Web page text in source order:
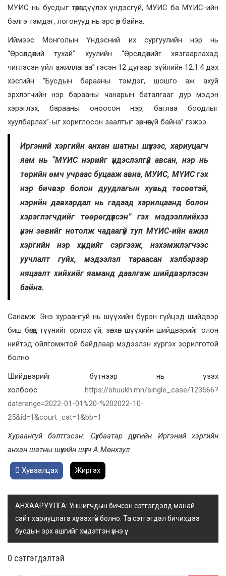
МҮИС нь бусдыг төөрөгдүүлэх үндэсгүй, МУИС ба МҮИС-ийн
бэлгэ тэмдэг, логонууд нь эрс өөр байна.
Иймээс Монголын Үндэсний их сургуулийн нэр нь
“Өрсөлдөөний тухай” хуулийн “Өрсөлдөөнийг хязгаарлахад
чиглэсэн үйл ажиллагаа” гэсэн 12 дугаар зүйлийн 12.1.4 дэх
хэсгийн “Бусдын барааны тэмдэг, шошго аж ахуй
эрхлэгчийн нэр барааны чанарын баталгааг дур мэдэн
хэрэглэх, барааны оноосон нэр, баглаа боодлыг
хуулбарлах”-ыг хориглосон заалтыг зөрчөөгүй байна” гэжээ.
Иргэний хэргийн анхан шатны шүүхээс, хариуцагч
яам нь “МҮИС нэрийг үндэслэлгүй авсан, нэр нь
төрийн өмч учраас буцааж авна, МУИС, МҮИС гэх
нэр бичвэр болон дуудлагын хувьд төсөөтэй,
нэрийн давхардал нь гадаад харилцаанд болон
хэрэглэгчдийг төөрөгдүүлсэн” гэх мэдээллийхээ
үнэн зөвийг нотолж чадаагүй тул МҮИС-ийн ажил
хэргийн нэр хүндийг сэргээж, нэхэмжлэгчээс
уучлалт гуйх, мэдээлэл тараасан хэлбэрээр
няцаалт хийхийг яаманд даалгаж шийдвэрлэсэн
байна.
Санамж: Энэ хураангуй нь шүүхийн бүрэн гүйцэд шийдвэр
биш бөгөөд түүнийг орлохгүй, зөвхөн шүүхийн шийдвэрийг олон
нийтэд ойлгомжтой байдлаар мэдээлэн хүргэх зорилготой
болно.
Шийдвэрийг бүтнээр нь үзэх
холбоос: https://shuukh.mn/single_case/123566?
daterange=2022-01-01%20-%202022-10-
25&id=1&court_cat=1&bb=1
Хураангуй бэлтгэсэн: Сүхбаатар дүүргийн Иргэний хэргийн
анхан шатны шүүхийн шүүгч А.Мөнхзул
Хуваалцах Жиргэх
АНХААРУУЛГА: Уншигчдын бичсэн сэтгэгдэлд манай
сайт хариуцлага хүлээхгүй болно. Та сэтгэгдэл бичихдээ
бусдын эрх ашгийг хүндэтгэн үзнэ үү.
0 cэтгэгдэлтэй